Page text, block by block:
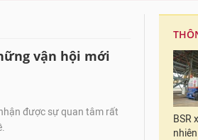
vận hội mới
được sự quan tâm rất
BSR